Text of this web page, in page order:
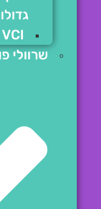
גדולות
VCI להגנה מקורוזיה
שרוולי